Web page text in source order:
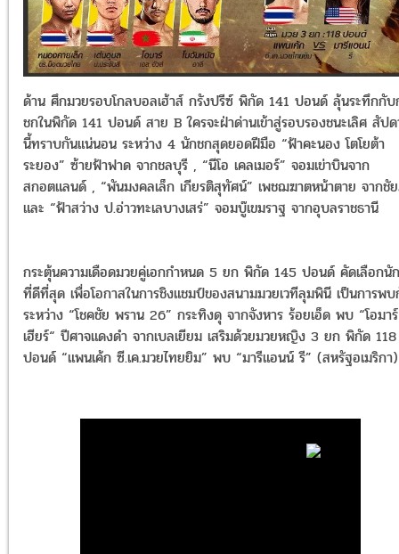
ด้าน ศึกมวยรอบโกลบอลเฮ้าส์ กรังปรีซ์ พิกัด 141 ปอนด์ ลุ้นระทึกกับ
ชกในพิกัด 141 ปอนด์ สาย B ใครจะฝ่าด่านเข้าสู่รอบรองชนะเลิศ สัป
นี้ทราบกันแน่นอน ระหว่าง 4 นักชกสุดยอดฝีมือ “ฟ้าคะนอง โตโยต้า
ระยอง” ซ้ายฟ้าฟาด จากชลบุรี , “นีโอ เคลเมอร์” จอมเข่าบินจาก
สกอตแลนด์ , “พันมงคลเล็ก เกียรติสุทัศน์” เพชฌฆาตหน้าตาย จากชั
และ “ฟ้าสว่าง ป.อ่าวทะเลบางเสร่” จอมบู๊เขมราฐ จากอุบลราชธานี
กระตุ้นความเดือดมวยคู่เอกกำหนด 5 ยก พิกัด 145 ปอนด์ คัดเลือกนั
ที่ดีที่สุด เพื่อโอกาสในการชิงแชมป์ของสนามมวยเวทีลุมพินี เป็นการพ
ระหว่าง “โชคชัย พราน 26” กระทิงดุ จากจังหาร ร้อยเอ็ด พบ “โอมา
เฮียร์“ ปีศาจแดงดำ จากเบลเยียม เสริมด้วยมวยหญิง 3 ยก พิกัด 118
ปอนด์ “แพนเค้ก ซี.เค.มวยไทยยิม” พบ “มารีแอนน์ รี” (สหรัฐอเมริกา)